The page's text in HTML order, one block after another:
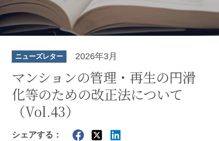
ニューズレター 2026年3月
マンションの管理・再生の円滑
化等のための改正法について
（Vol.43）
シェアする：